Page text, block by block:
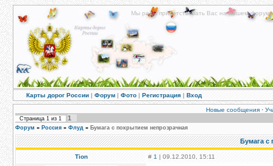
Мы рады приветствовать Вас на нашем
Карты дорог России | Форум | Фото | Регистрация | Вход
Новые сообщения·
Страница 1 из 1 1
Форум » Россия » Флуд » Бумага с покрытием непрозрачная
Бумага с
Tion # 1 | 09.12.2010, 15:11